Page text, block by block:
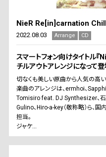
NieR Re[in]carnation
2022.08.03 Arrange CD
スマートフォン向けタイトル
チルアウトアレンジになって登
切なくも美しい原曲から人気の高
楽曲のアレンジは、ermhoi、
Tomisiro feat. DJ Synthesizer、
Gulino、Hiro-a-key（敬称略）ら、
担当。
ジャケ...